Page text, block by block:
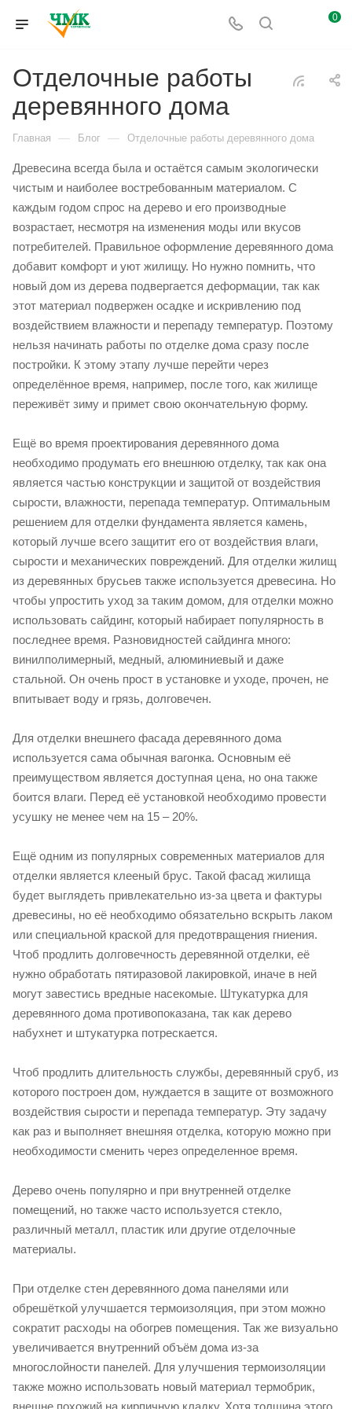
0
Отделочные работы
деревянного дома
Главная — Блог — Отделочные работы деревянного дома
Древесина всегда была и остаётся самым экологически
чистым и наиболее востребованным материалом. С
каждым годом спрос на дерево и его производные
возрастает, несмотря на изменения моды или вкусов
потребителей. Правильное оформление деревянного дома
добавит комфорт и уют жилищу. Но нужно помнить, что
новый дом из дерева подвергается деформации, так как
этот материал подвержен осадке и искривлению под
воздействием влажности и перепаду температур. Поэтому
нельзя начинать работы по отделке дома сразу после
постройки. К этому этапу лучше перейти через
определённое время, например, после того, как жилище
переживёт зиму и примет свою окончательную форму.
Ещё во время проектирования деревянного дома
необходимо продумать его внешнюю отделку, так как она
является частью конструкции и защитой от воздействия
сырости, влажности, перепада температур. Оптимальным
решением для отделки фундамента является камень,
который лучше всего защитит его от воздействия влаги,
сырости и механических повреждений. Для отделки жилищ
из деревянных брусьев также используется древесина. Но
чтобы упростить уход за таким домом, для отделки можно
использовать сайдинг, который набирает популярность в
последнее время. Разновидностей сайдинга много:
винилполимерный, медный, алюминиевый и даже
стальной. Он очень прост в установке и уходе, прочен, не
впитывает воду и грязь, долговечен.
Для отделки внешнего фасада деревянного дома
используется сама обычная вагонка. Основным её
преимуществом является доступная цена, но она также
боится влаги. Перед её установкой необходимо провести
усушку не менее чем на 15 – 20%.
Ещё одним из популярных современных материалов для
отделки является клееный брус. Такой фасад жилища
будет выглядеть привлекательно из-за цвета и фактуры
древесины, но её необходимо обязательно вскрыть лаком
или специальной краской для предотвращения гниения.
Чтоб продлить долговечность деревянной отделки, её
нужно обработать пятиразовой лакировкой, иначе в ней
могут завестись вредные насекомые. Штукатурка для
деревянного дома противопоказана, так как дерево
набухнет и штукатурка потрескается.
Чтоб продлить длительность службы, деревянный сруб, из
которого построен дом, нуждается в защите от возможного
воздействия сырости и перепада температур. Эту задачу
как раз и выполняет внешняя отделка, которую можно при
необходимости сменить через определенное время.
Дерево очень популярно и при внутренней отделке
помещений, но также часто используется стекло,
различный металл, пластик или другие отделочные
материалы.
При отделке стен деревянного дома панелями или
обрешёткой улучшается термоизоляция, при этом можно
сократит расходы на обогрев помещения. Так же визуально
увеличивается внутренний объём дома из-за
многослойности панелей. Для улучшения термоизоляции
также можно использовать новый материал термобрик,
внешне похожий на кирпичную кладку. Хотя толщина этого